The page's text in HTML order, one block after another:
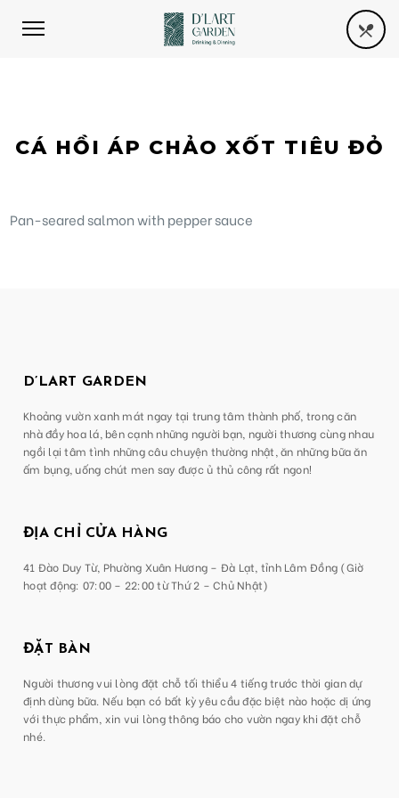
CÁ HỒI ÁP CHẢO XỐT TIÊU ĐỎ
Pan-seared salmon with pepper sauce
D’LART GARDEN
Khoảng vườn xanh mát ngay tại trung tâm thành phố, trong căn
nhà đầy hoa lá, bên cạnh những người bạn, người thương cùng nhau
ngồi lại tâm tình những câu chuyện thường nhật, ăn những bữa ăn
ấm bụng, uống chút men say được ủ thủ công rất ngon!
ĐỊA CHỈ CỬA HÀNG
41 Đào Duy Từ, Phường Xuân Hương – Đà Lạt, tỉnh Lâm Đồng (Giờ
hoạt động: 07:00 – 22:00 từ Thứ 2 – Chủ Nhật)
ĐẶT BÀN
Người thương vui lòng đặt chỗ tối thiểu 4 tiếng trước thời gian dự
định dùng bữa. Nếu bạn có bất kỳ yêu cầu đặc biệt nào hoặc dị ứng
với thực phẩm, xin vui lòng thông báo cho vườn ngay khi đặt chỗ
nhé.